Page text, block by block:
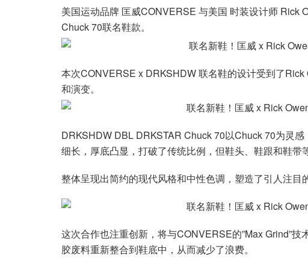
美国运动品牌 匡威CONVERSE 与美国 时装设计师 Rick
Chuck 70联名鞋款。
本次CONVERSE x DRKSHDW 联名鞋的设计受到了
和演变。
DRKSHDW DBL DRKSTAR Chuck 70以Chuck 70为灵
细长，厚底凸显，打破了传统比例，但鞋头、鞋跟和鞋带
整体呈现出简约的现代风格和中性色调，塑造了引人注目
这次合作也注重创新，将与CONVERSE的”Max Grind”
胶废料重新整合到鞋底中，从而减少了浪费。